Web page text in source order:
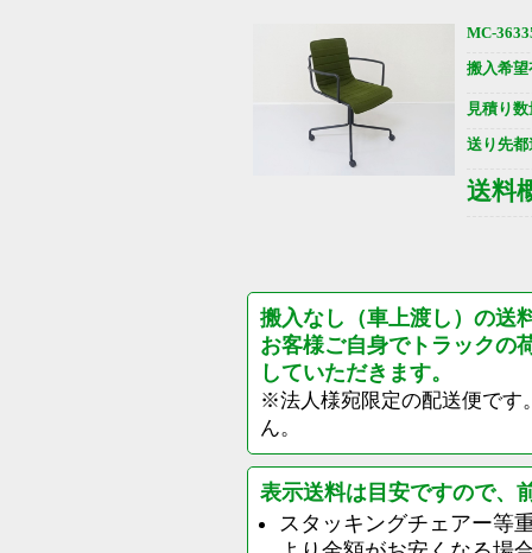
MC-
搬入希望
見積り数
送り先都
送料
搬入なし（車上渡し）の送
お客様ご自身でトラックの
していただきます。
※法人様宛限定の配送便です
ん。
表示送料は目安ですので、
スタッキングチェアー等